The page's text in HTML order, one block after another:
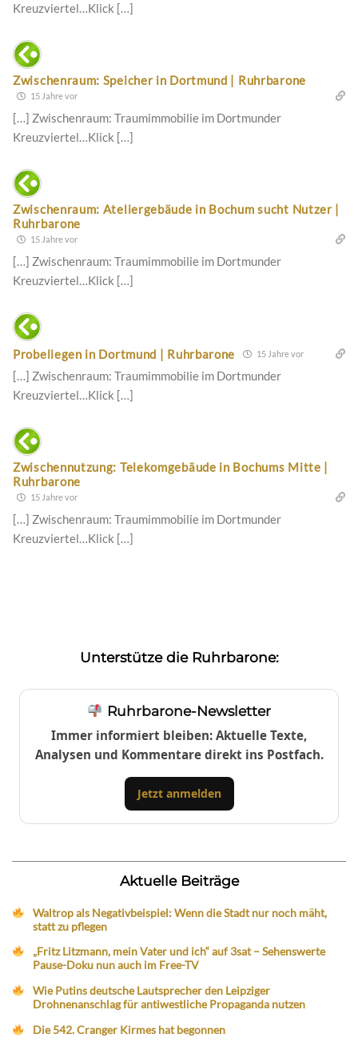
Kreuzviertel…Klick […]
Zwischenraum: Speicher in Dortmund | Ruhrbarone
15 Jahre vor
[…] Zwischenraum: Traumimmobilie im Dortmunder
Kreuzviertel…Klick […]
Zwischenraum: Ateliergebäude in Bochum sucht Nutzer |
Ruhrbarone
15 Jahre vor
[…] Zwischenraum: Traumimmobilie im Dortmunder
Kreuzviertel…Klick […]
Probeliegen in Dortmund | Ruhrbarone 15 Jahre vor
[…] Zwischenraum: Traumimmobilie im Dortmunder
Kreuzviertel…Klick […]
Zwischennutzung: Telekomgebäude in Bochums Mitte |
Ruhrbarone
15 Jahre vor
[…] Zwischenraum: Traumimmobilie im Dortmunder
Kreuzviertel…Klick […]
Unterstütze die Ruhrbarone:
Ruhrbarone-Newsletter
Immer informiert bleiben: Aktuelle Texte,
Analysen und Kommentare direkt ins Postfach.
Jetzt anmelden
Aktuelle Beiträge
Waltrop als Negativbeispiel: Wenn die Stadt nur noch mäht,
statt zu pflegen
„Fritz Litzmann, mein Vater und ich“ auf 3sat – Sehenswerte
Pause-Doku nun auch im Free-TV
Wie Putins deutsche Lautsprecher den Leipziger
Drohnenanschlag für antiwestliche Propaganda nutzen
Die 542. Cranger Kirmes hat begonnen